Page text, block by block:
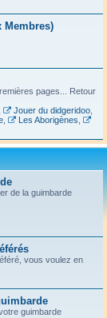
Membres)
pages... Retour
Jouer du didgeridoo,
, Les Aborigènes
de la guimbarde
vous voulez en
guimbarde